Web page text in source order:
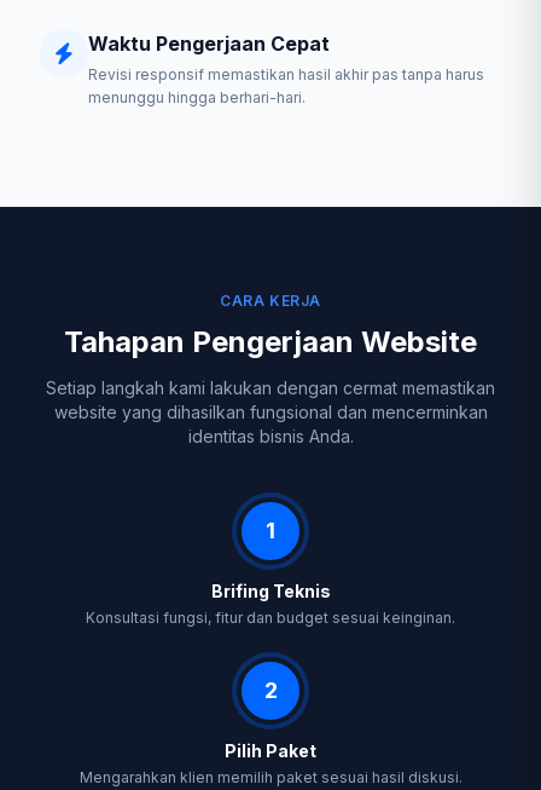
Waktu Pengerjaan Cepat
Revisi responsif memastikan hasil akhir pas tanpa harus
menunggu hingga berhari-hari.
CARA KERJA
Tahapan Pengerjaan Website
Setiap langkah kami lakukan dengan cermat memastikan
website yang dihasilkan fungsional dan mencerminkan
identitas bisnis Anda.
1
Brifing Teknis
Konsultasi fungsi, fitur dan budget sesuai keinginan.
2
Pilih Paket
Mengarahkan klien memilih paket sesuai hasil diskusi.